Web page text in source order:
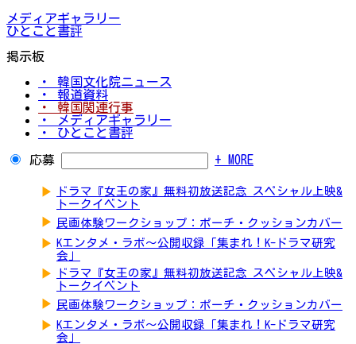
メディアギャラリー
ひとこと書評
掲示板
・ 韓国文化院ニュース
・ 報道資料
・ 韓国関連行事
・ メディアギャラリー
・ ひとこと書評
応募 + MORE
▶
ドラマ『女王の家』無料初放送記念 スペシャル上映&
トークイベント
▶ 民画体験ワークショップ：ポーチ・クッションカバー
▶ Kエンタメ・ラボ～公開収録「集まれ！K-ドラマ研究
会」
▶
ドラマ『女王の家』無料初放送記念 スペシャル上映&
トークイベント
▶ 民画体験ワークショップ：ポーチ・クッションカバー
▶ Kエンタメ・ラボ～公開収録「集まれ！K-ドラマ研究
会」